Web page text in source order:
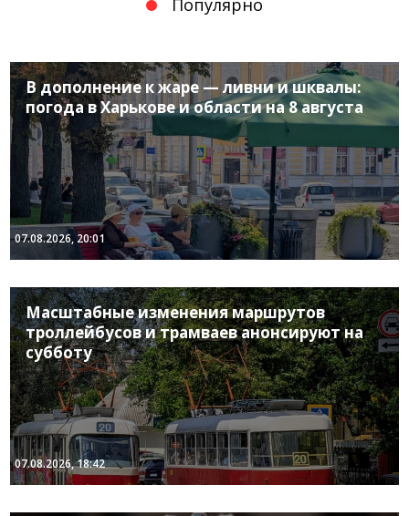
Популярно
В дополнение к жаре — ливни и шквалы:
погода в Харькове и области на 8 августа
07.08.2026, 20:01
Масштабные изменения маршрутов
троллейбусов и трамваев анонсируют на
субботу
07.08.2026, 18:42